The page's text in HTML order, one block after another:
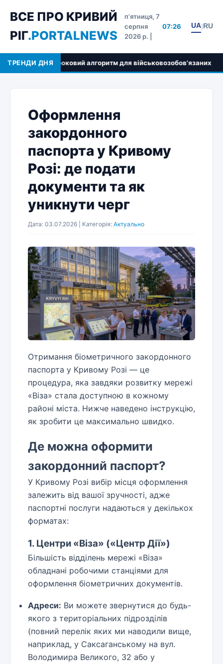
ВСЕ ПРО КРИВИЙ
РІГ.PORTALNEWS
пʼятниця, 7
серпня
2026 р. |
07:26 UA|RU
ТРЕНДИ ДНЯ
покроковий алгоритм для військовозобов'язаних
Оформлення
закордонного
паспорта у Кривому
Розі: де подати
документи та як
уникнути черг
Дата: 03.07.2026 | Категорія: Актуально
Отримання біометричного закордонного
паспорта у Кривому Розі — це
процедура, яка завдяки розвитку мережі
«Віза» стала доступною в кожному
районі міста. Нижче наведено інструкцію,
як зробити це максимально швидко.
Де можна оформити
закордонний паспорт?
У Кривому Розі вибір місця оформлення
залежить від вашої зручності, адже
паспортні послуги надаються у декількох
форматах:
1. Центри «Віза» («Центр Дії»)
Більшість відділень мережі «Віза»
обладнані робочими станціями для
оформлення біометричних документів.
Адреси: Ви можете звернутися до будь-
якого з територіальних підрозділів
(повний перелік яких ми наводили вище,
наприклад, у Саксаганському на вул.
Володимира Великого, 32 або у